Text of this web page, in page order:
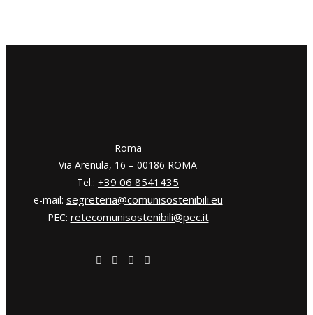
​​Roma
Via Arenula, 16 – 00186 ROMA
Tel.: +39 06 8541435
e-mail: segreteria@comunisostenibili.eu
PEC: retecomunisostenibili@pec.it